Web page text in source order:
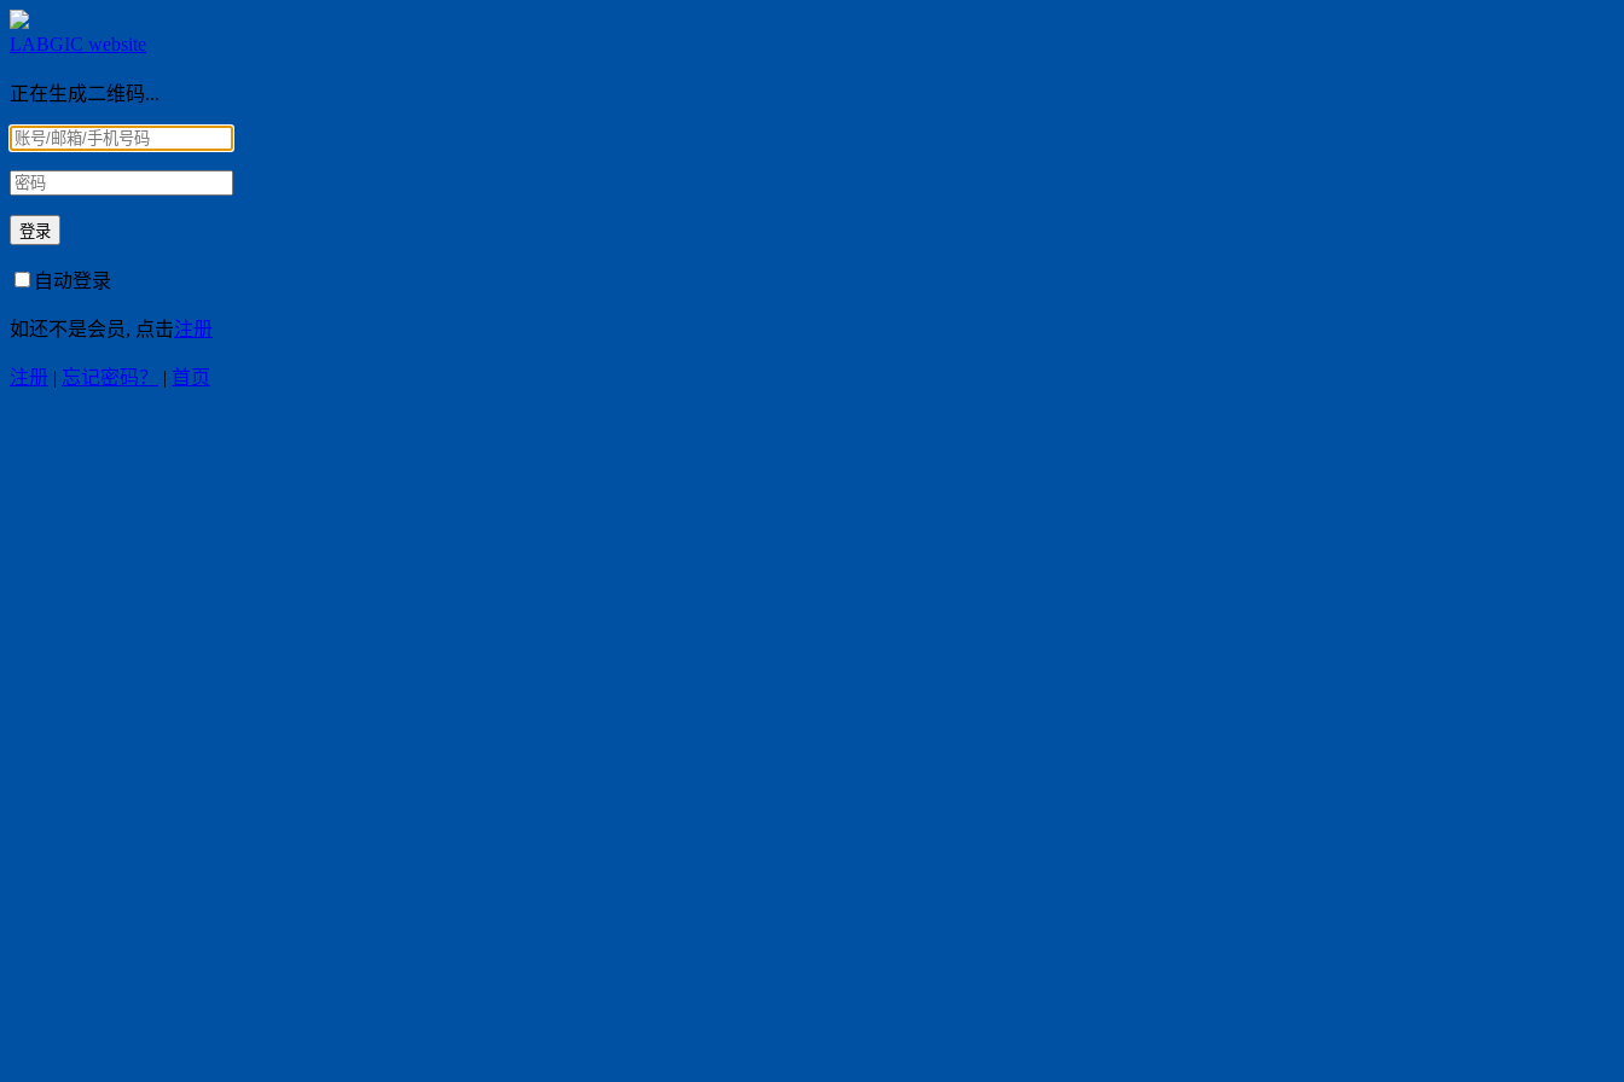
LABGIC website
正在生成二维码...
自动登录
如还不是会员, 点击注册
注册 | 忘记密码？ | 首页